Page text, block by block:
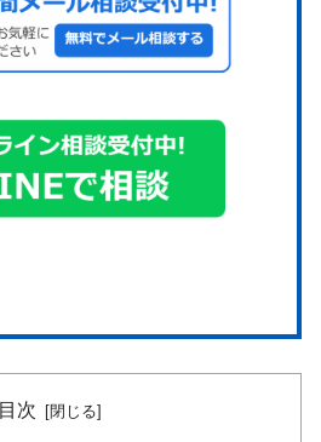
目次